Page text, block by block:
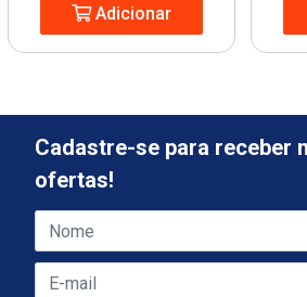
Adicionar
Cadastre-se para receber
ofertas!